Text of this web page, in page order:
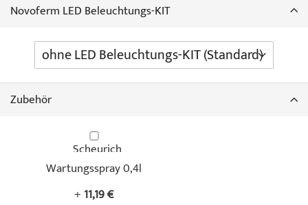
Novoferm LED Beleuchtungs-KIT
Zubehör
Scheurich
Wartungsspray 0,4l
+ 11,19 €